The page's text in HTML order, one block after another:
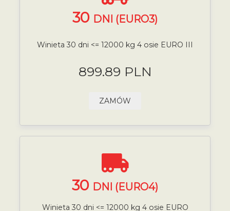
30 DNI (EURO3)
Winieta 30 dni <= 12000 kg 4 osie EURO III
899.89 PLN
ZAMÓW
30 DNI (EURO4)
Winieta 30 dni <= 12000 kg 4 osie EURO